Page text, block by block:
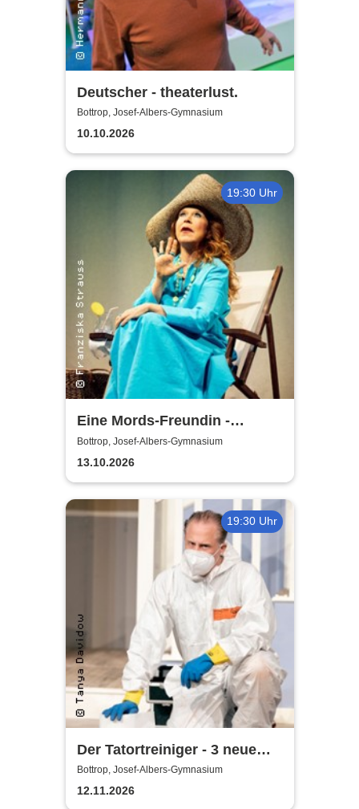
Deutscher - theaterlust.
Bottrop, Josef-Albers-Gymnasium
10.10.2026
19:30 Uhr
Eine Mords-Freundin -
Bottrop
Bottrop, Josef-Albers-Gymnasium
13.10.2026
19:30 Uhr
Der Tatortreiniger - 3 neue
Episoden | Contra-Kreis-
Theater mit umbreit
Bottrop, Josef-Albers-Gymnasium
12.11.2026